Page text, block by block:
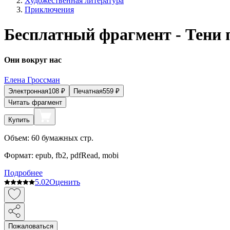
Приключения
Бесплатный фрагмент - Тени
Они вокруг нас
Елена Гроссман
Электронная108 ₽ Печатная559 ₽
Читать фрагмент
Купить
Объем: 60 бумажных стр.
Формат: epub, fb2, pdfRead, mobi
Подробнее
5.02Оценить
Пожаловаться